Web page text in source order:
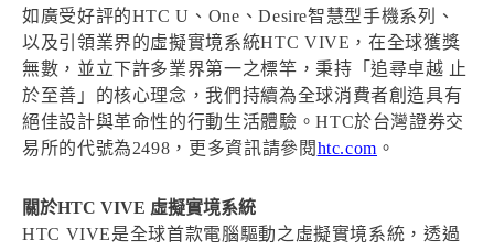
如廣受好評的HTC U、One、Desire智慧型手機系列、
以及引領業界的虛擬實境系統HTC VIVE，在全球獲獎
無數，並立下許多業界第一之標竿，秉持「追尋卓越 止
於至善」的核心理念，我們持續為全球消費者創造具有
絕佳設計與革命性的行動生活體驗。HTC於台灣證券交
易所的代號為2498，更多資訊請參閱htc.com 。
關於HTC VIVE 虛擬實境系統
HTC VIVE是全球首款電腦驅動之虛擬實境系統，透過